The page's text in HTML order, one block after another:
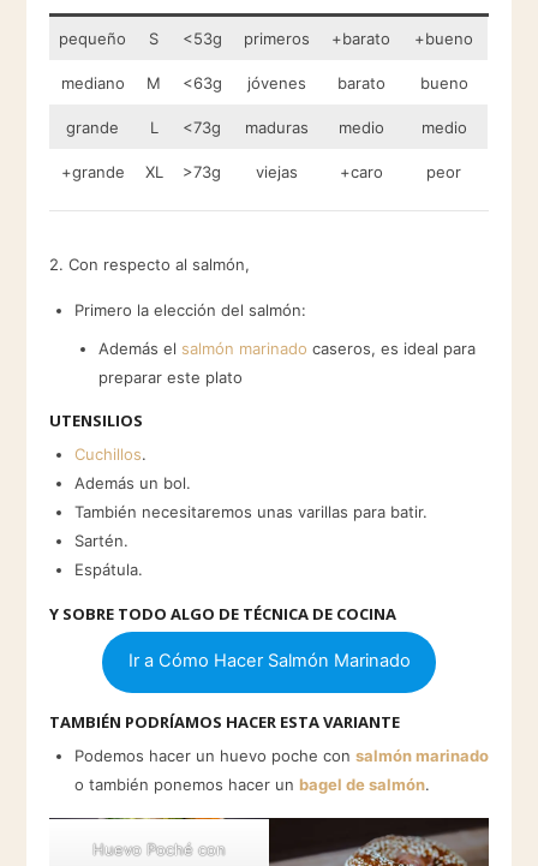
pequeño S <53g primeros +barato +bueno
mediano M <63g jóvenes barato bueno
grande L <73g maduras medio medio
+grande XL >73g viejas +caro peor
2. Con respecto al salmón,
Primero la elección del salmón:
Además el salmón marinado caseros, es ideal para
preparar este plato
UTENSILIOS
Cuchillos.
Además un bol.
También necesitaremos unas varillas para batir.
Sartén.
Espátula.
Y SOBRE TODO ALGO DE TÉCNICA DE COCINA
Ir a Cómo Hacer Salmón Marinado
TAMBIÉN PODRÍAMOS HACER ESTA VARIANTE
Podemos hacer un huevo poche con salmón marinado
o también ponemos hacer un bagel de salmón.
Huevo Poché con